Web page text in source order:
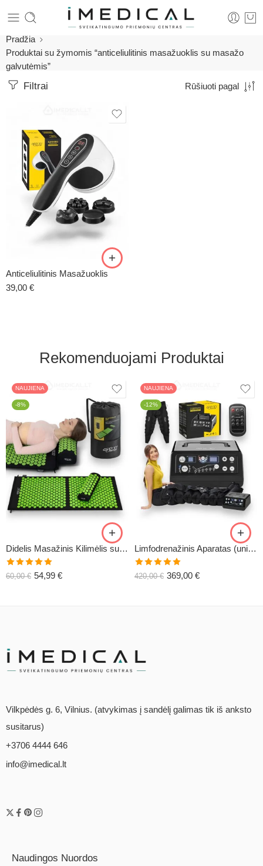
Pradžia
Produktai su žymomis “anticeliulitinis masažuoklis su masažo
galvutėmis”
Filtrai Rūšiuoti pagal
Anticeliulitinis Masažuoklis
39,00 €
Rekomenduojami Produktai
NAUJIENA
-8%
Didelis Masažinis Kilimėlis su Pagalve XL-CLASSIC1
Įvertinimas:
5.00
60,00€ 54,99 €
NAUJIENA
-12%
Limfodrenažinis Aparatas (universalus) C6
Įvertinimas:
5.00
420,00€ 369,00 €
Vilkpėdės g. 6, Vilnius. (atvykimas į sandėlį galimas tik iš anksto
susitarus)
+3706 4444 646
info@imedical.lt
Naudingos Nuordos